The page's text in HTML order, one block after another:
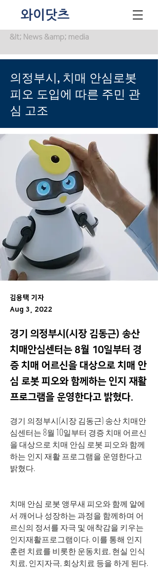
&lt; News &amp; media
의정부시, 치매 안심로봇
피오 도입에 따른 주민 관
심 고조
김용택 기자
Aug 3, 2022
경기 의정부시(시장 김동근) 송산
치매안심센터는 8월 10일부터 경
증 치매 어르신을 대상으로 치매 안
심 로봇 피오와 함께하는 인지 재활
프로그램을 운영한다고 밝혔다.
경기 의정부시(시장 김동근) 송산 치매안
심센터는 8월 10일부터 경증 치매 어르신
을 대상으로 치매 안심 로봇 피오와 함께
하는 인지 재활 프로그램을 운영한다고
밝혔다.
치매 안심 로봇 앵무새 피오와 함께 알에
서 깨어나 성장하는 과정을 함께하며 어
르신의 정서를 자극 및 애착감을 키우는
인지재활프로그램이다. 이를 통해 인지
훈련 치료를 비롯한 운동치료, 현실 인식
치료, 인지자극, 회상치료 등을 하게 된다.